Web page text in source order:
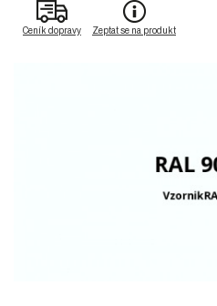
Ceník dopravy Zeptat se na produkt